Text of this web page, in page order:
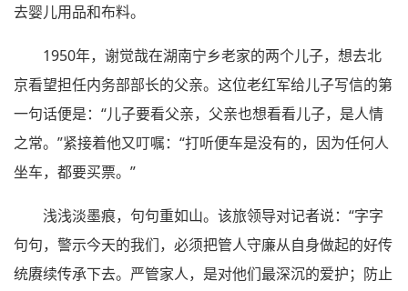
去婴儿用品和布料。
1950年，谢觉哉在湖南宁乡老家的两个儿子，想去北
京看望担任内务部部长的父亲。这位老红军给儿子写信的第
一句话便是：“儿子要看父亲，父亲也想看看儿子，是人情
之常。”紧接着他又叮嘱：“打听便车是没有的，因为任何人
坐车，都要买票。”
浅浅淡墨痕，句句重如山。该旅领导对记者说：“字字
句句，警示今天的我们，必须把管人守廉从自身做起的好传
统赓续传承下去。严管家人，是对他们最深沉的爱护；防止